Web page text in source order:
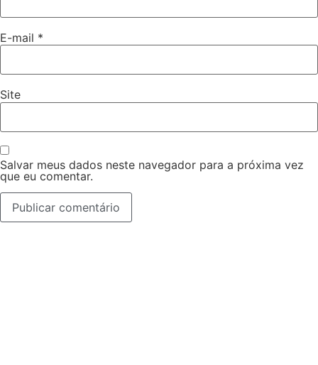
E-mail *
Site
Salvar meus dados neste navegador para a próxima vez
que eu comentar.